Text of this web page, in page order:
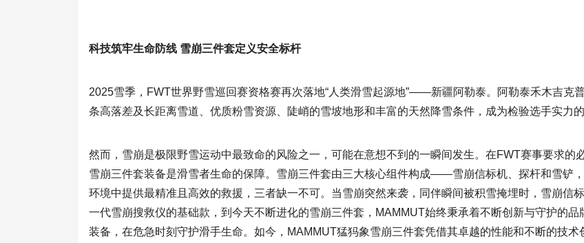
科技筑牢生命防线 雪崩三件套定义安全标杆
2025雪季，FWT世界野雪巡回赛资格赛再次落地“人类滑雪起源地”——新疆阿勒泰。阿勒泰禾木吉克
条高落差及长距离雪道、优质粉雪资源、陡峭的雪坡地形和丰富的天然降雪条件，成为检验选手实力
然而，雪崩是极限野雪运动中最致命的风险之一，可能在意想不到的一瞬间发生。在FWT赛事要求的
雪崩三件套装备是滑雪者生命的保障。雪崩三件套由三大核心组件构成——雪崩信标机、探杆和雪铲
环境中提供最精准且高效的救援，三者缺一不可。当雪崩突然来袭，同伴瞬间被积雪掩埋时，雪崩信
一代雪崩搜救仪的基础款，到今天不断进化的雪崩三件套，MAMMUT始终秉承着不断创新与守护的
装备，在危急时刻守护滑手生命。如今，MAMMUT猛犸象雪崩三件套凭借其卓越的性能和不断的技